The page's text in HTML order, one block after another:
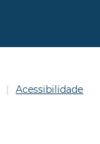
Acessibilidade